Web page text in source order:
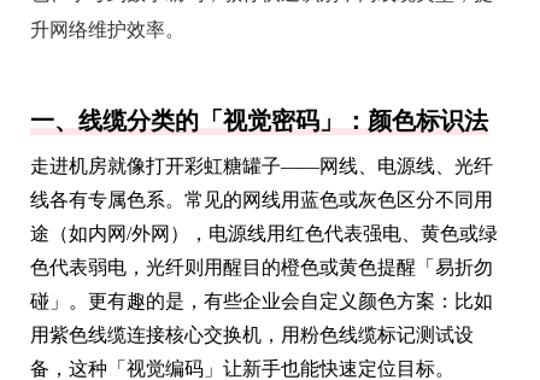
升网络维护效率。
一、线缆分类的「视觉密码」：颜色标识法
走进机房就像打开彩虹糖罐子——网线、电源线、光纤
线各有专属色系。常见的网线用蓝色或灰色区分不同用
途（如内网/外网），电源线用红色代表强电、黄色或绿
色代表弱电，光纤则用醒目的橙色或黄色提醒「易折勿
碰」。更有趣的是，有些企业会自定义颜色方案：比如
用紫色线缆连接核心交换机，用粉色线缆标记测试设
备，这种「视觉编码」让新手也能快速定位目标。